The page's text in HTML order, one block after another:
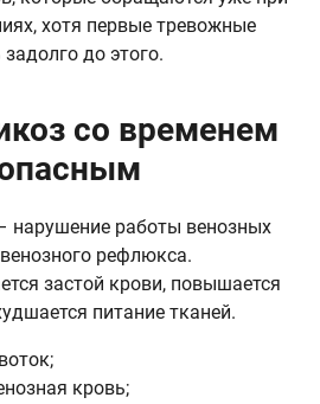
хотя первые тревожные
до этого.
со временем
нарушение работы венозных
рефлюкса.
застой крови, повышается
питание тканей.
кровь;